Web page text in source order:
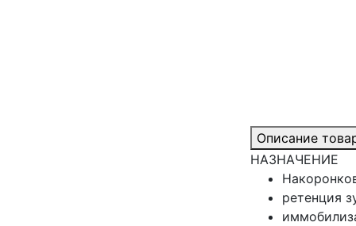
Описание
НАЗНАЧЕНИЕ
ретенция